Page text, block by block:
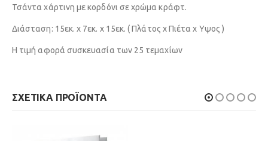
Τσάντα χάρτινη με κορδόνι σε χρώμα κράφτ.
Διάσταση: 15εκ. x 7εκ. x 15εκ. ( Πλάτος x Πιέτα x Υψος )
Η τιμή αφορά συσκευασία των 25 τεμαχίων
ΣΧΕΤΙΚΆ ΠΡΟΪΌΝΤΑ